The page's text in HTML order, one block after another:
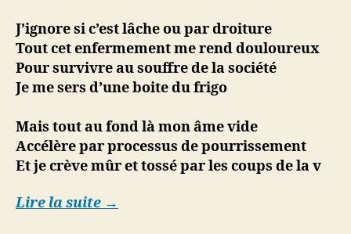
J’ignore si c’est lâche ou par droiture
Tout cet enfermement me rend douloureux
Pour survivre au souffre de la société
Je me sers d’une boite du frigo
Mais tout au fond là mon âme vide
Accélère par processus de pourrissement
Et je crève mûr et tossé par les coups de la v
Lire la suite →